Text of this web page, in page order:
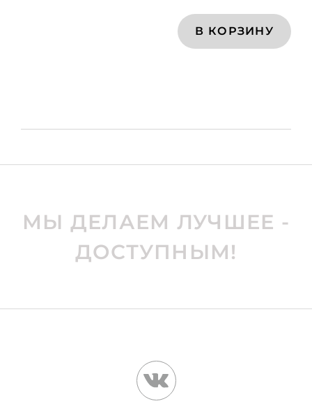
634067, г. Томск, Кузовлевский тракт, 6/3
В КОРЗИНУ
МЫ ДЕЛАЕМ ЛУЧШЕЕ -
ДОСТУПНЫМ!